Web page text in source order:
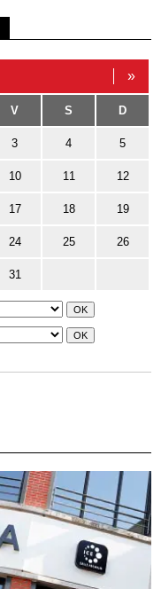
»
V S D
3 4 5
10 11 12
17 18 19
24 25 26
31